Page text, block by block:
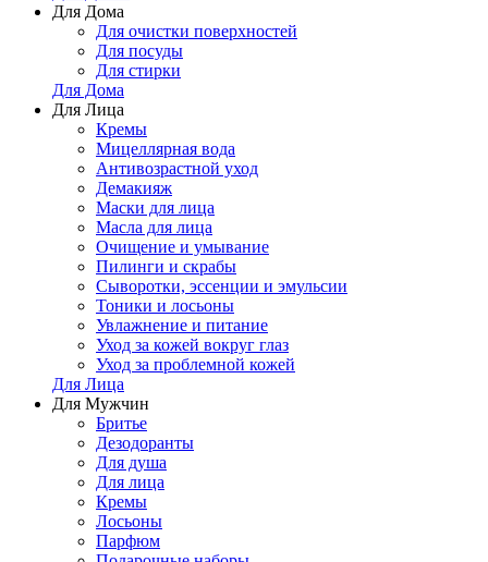
Для Дома
Для очистки поверхностей
Для посуды
Для стирки
Для Дома
Для Лица
Кремы
Мицеллярная вода
Антивозрастной уход
Демакияж
Маски для лица
Масла для лица
Очищение и умывание
Пилинги и скрабы
Сыворотки, эссенции и эмульсии
Тоники и лосьоны
Увлажнение и питание
Уход за кожей вокруг глаз
Уход за проблемной кожей
Для Лица
Для Мужчин
Бритье
Дезодоранты
Для душа
Для лица
Кремы
Лосьоны
Парфюм